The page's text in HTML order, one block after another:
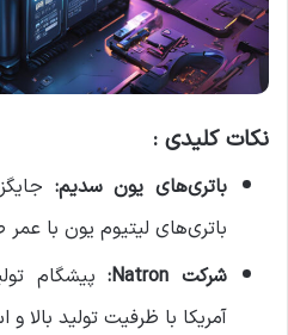
نکات کلیدی :
باتری‌های یون سدیم:
باتری‌های لیتیوم یون با عمر
شرکت Natron:
پیشگام
آمریکا با ظرفیت تولید بالا و